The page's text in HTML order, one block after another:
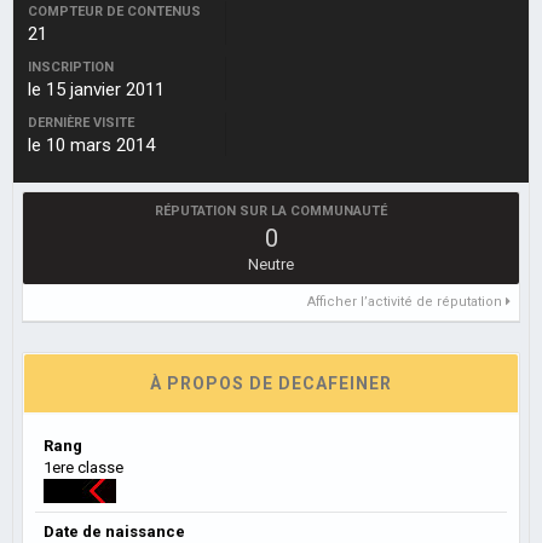
COMPTEUR DE CONTENUS
21
INSCRIPTION
le 15 janvier 2011
DERNIÈRE VISITE
le 10 mars 2014
RÉPUTATION SUR LA COMMUNAUTÉ
0
Neutre
Afficher l’activité de réputation
À PROPOS DE DECAFEINER
Rang
1ere classe
Date de naissance